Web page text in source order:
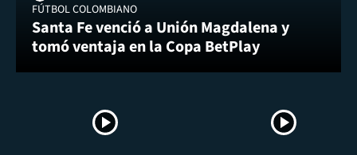
FÚTBOL COLOMBIANO
Santa Fe venció a Unión Magdalena y
tomó ventaja en la Copa BetPlay